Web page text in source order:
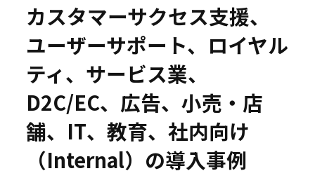
事例
セミナー
お役立ち情報
カスタマーサクセス支援、
ユーザーサポート、ロイヤル
ティ、サービス業、
D2C/EC、広告、小売・店
舗、IT、教育、社内向け
（Internal）の導入事例